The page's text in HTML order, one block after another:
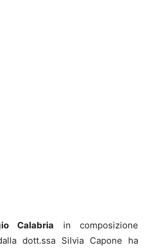
Calabria in composizione
dott.ssa Silvia Capone ha